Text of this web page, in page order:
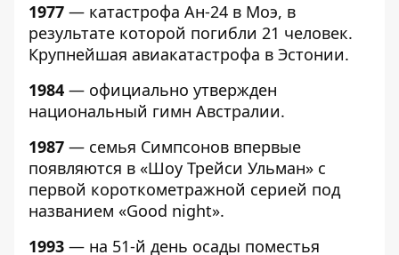
1977 — катастрофа Ан-24 в Моэ, в
результате которой погибли 21 человек.
Крупнейшая авиакатастрофа в Эстонии.
1984 — официально утвержден
национальный гимн Австралии.
1987 — семья Симпсонов впервые
появляются в «Шоу Трейси Ульман» с
первой короткометражной серией под
названием «Good night».
1993 — на 51-й день осады поместья